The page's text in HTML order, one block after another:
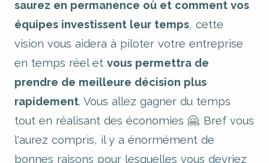
saurez en permanence où et comment vos
équipes investissent leur temps, cette
vision vous aidera à piloter votre entreprise
en temps réel et vous permettra de
prendre de meilleure décision plus
rapidement. Vous allez gagner du temps
tout en réalisant des économies 🤗. Bref vous
l'aurez compris, il y a énormément de
bonnes raisons pour lesquelles vous devriez